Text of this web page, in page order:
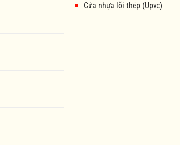
Cửa nhựa lõi thép (Upvc)